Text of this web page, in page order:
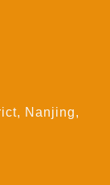
Nanjing,